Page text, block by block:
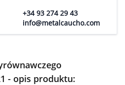
+34 93 274 29 43
info@metalcaucho.com
- opis produktu: